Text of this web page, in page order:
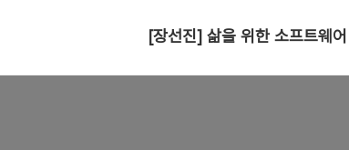
[장선진] 삶을 위한 소프트웨어